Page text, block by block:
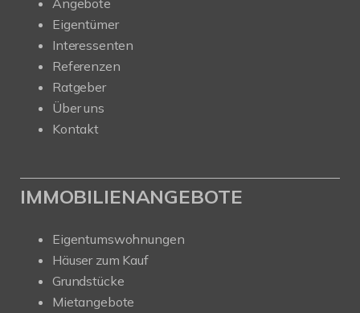
Angebote
Eigentümer
Interessenten
Referenzen
Ratgeber
Über uns
Kontakt
IMMOBILIENANGEBOTE
Eigentumswohnungen
Häuser zum Kauf
Grundstücke
Mietangebote